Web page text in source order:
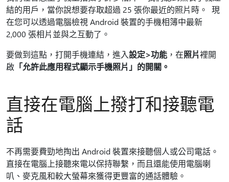
結的用戶，當你說想要存取超過 25 張你最近的照片時。 現
在您可以透過電腦檢視 Android 裝置的手機相簿中最新
2,000 張相片並與之互動了。
要做到這點，打開手機連結，進入設定>功能 ，在照片裡開
啟 「允許此應用程式顯示手機照片」的開關。
直接在電腦上撥打和接聽電
話
不再需要費勁地掏出 Android 裝置來接聽個人或公司電話。
直接在電腦上接聽來電以保持聯繫，而且還能使用電腦喇
叭、麥克風和較大螢幕來獲得更豐富的通話體驗。